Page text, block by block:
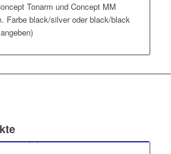
Tonarm und Concept MM
Farbe black/silver oder black/black